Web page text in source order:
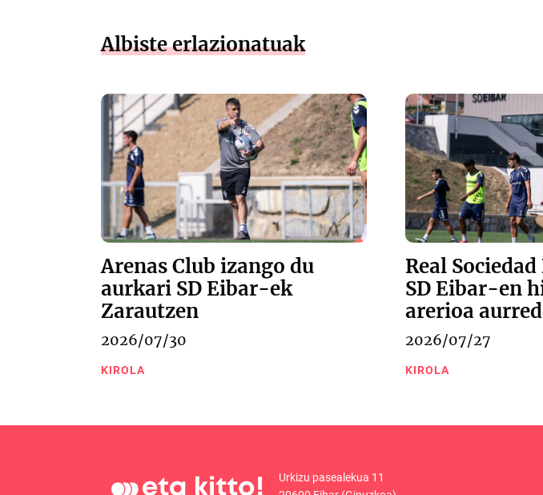
Albiste erlazionatuak
Arenas Club izango du
aurkari SD Eibar-ek
Zarautzen
2026/07/30
KIROLA
Real
SD Eibar-en
arerioa
2026/07/27
KIROLA
Urkizu pasealekua 11